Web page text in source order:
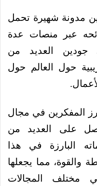
مدونة شهيرة تحمل
عبر منصات عدة
جودين العديد من
حول العالم حول
المفكرين في مجال
حصل على العديد من
البارزة في هذا
والقوة، مما يجعلها
مختلف المجالات